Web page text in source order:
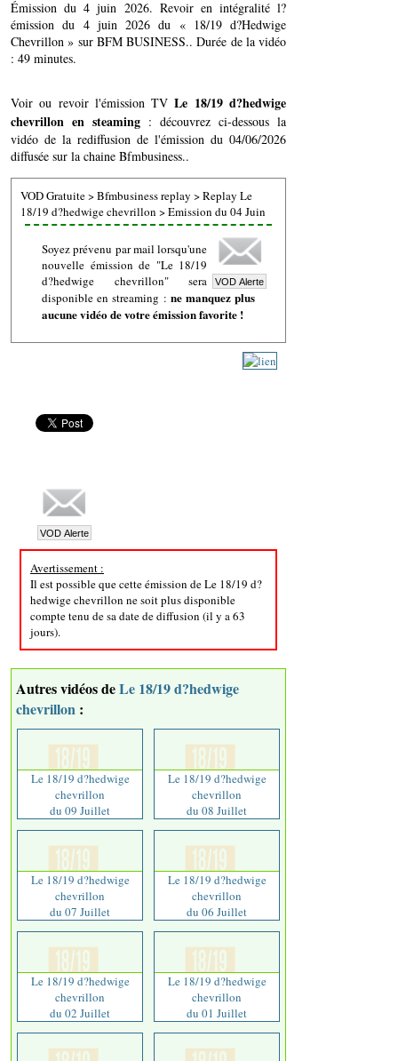
Émission du 4 juin 2026. Revoir en intégralité l?
émission du 4 juin 2026 du « 18/19 d?Hedwige
Chevrillon » sur BFM BUSINESS.. Durée de la vidéo
: 49 minutes.
Voir ou revoir l'émission TVLe 18/19 d?hedwige
chevrillon en steaming : découvrez ci-dessous la
vidéo de la rediffusion de l'émission du 04/06/2026
diffusée sur la chaine Bfmbusiness..
VOD Gratuite>Bfmbusiness replay >Replay Le
18/19 d?hedwige chevrillon >Emission du 04 Juin
Soyez prévenu par mail lorsqu'une
nouvelle émission de "Le 18/19
d?hedwige chevrillon" sera
disponible en streaming : ne manquez plus
aucune vidéo de votre émission favorite !
Avertissement :
Il est possible que cette émission de Le 18/19 d?
hedwige chevrillon ne soit plus disponible
compte tenu de sa date de diffusion (il y a 63
jours).
Autres vidéos deLe 18/19 d?hedwige
chevrillon :
Le 18/19 d?hedwige
chevrillon
du 09 Juillet
Le 18/19 d?hedwige
chevrillon
du 08 Juillet
Le 18/19 d?hedwige
chevrillon
du 07 Juillet
Le 18/19 d?hedwige
chevrillon
du 06 Juillet
Le 18/19 d?hedwige
chevrillon
du 02 Juillet
Le 18/19 d?hedwige
chevrillon
du 01 Juillet